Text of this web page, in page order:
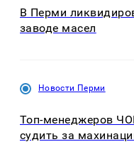
В Перми
заводе масел
Новости Перми
Топ-менеджеров
судить за